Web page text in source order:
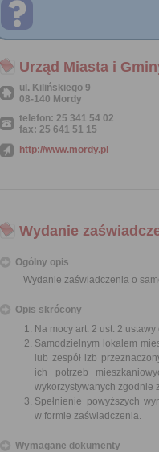
Urząd Miasta i
ul. Kilińskiego 9
08-140 Mordy
telefon: 25 341 54 02
fax: 25 641 51 15
http://www.mordy.pl
Wydanie
Ogólny opis
Wydanie zaświadczenia o
Opis skrócony
Na mocy art. 2 ust. 2
Samodzielnym lokalem
lub zespół izb
ich potrzeb
wykorzystywanych zgodnie
Spełnienie powyższych
w formie zaświadczenia.
Wymagane dokumenty